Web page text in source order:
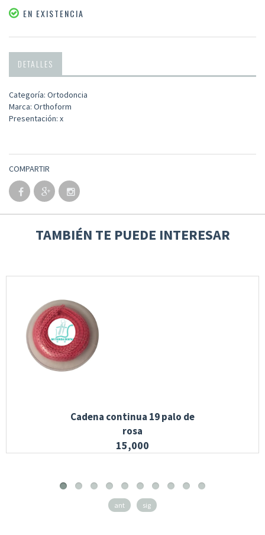
EN EXISTENCIA
DETALLES
Categoría: Ortodoncia
Marca: Orthoform
Presentación: x
COMPARTIR
TAMBIÉN TE PUEDE INTERESAR
Cadena continua 19 palo de
rosa
15,000
ant sig